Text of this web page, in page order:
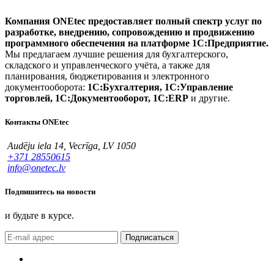
Компания ONEtec предоставляет полный спектр услуг по
разработке, внедрению, сопровождению и продвижению
программного обеспечения на платформе 1С:Предприятие.
Мы предлагаем лучшие решения для бухгалтерского,
складского и управленческого учёта, а также для
планирования, бюджетирования и электронного
документооборота: 1С:Бухгалтерия, 1С:Управление
торговлей, 1С:Документооборот, 1С:ERP и другие.
Контакты ONEtec
Audēju iela 14, Vecrīga, LV 1050
+371 28550615
info@onetec.lv
Подпишитесь на новости
и будьте в курсе.
Подписаться